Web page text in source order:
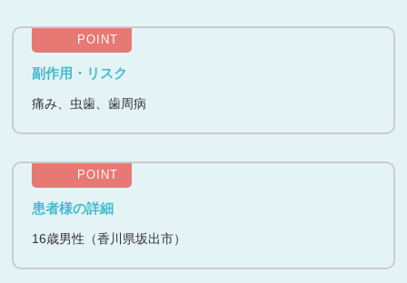
POINT
副作用・リスク
痛み、虫歯、歯周病
POINT
患者様の詳細
16歳男性（香川県坂出市）